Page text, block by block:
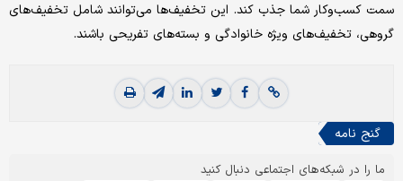
سمت کسب‌وکار شما جذب کند. این تخفیف‌ها می‌توانند شامل تخفیف‌های
گروهی، تخفیف‌های ویژه خانوادگی و بسته‌های تفریحی باشند.
گنج نامه
ما را در شبکه‌های اجتماعی دنبال کنید